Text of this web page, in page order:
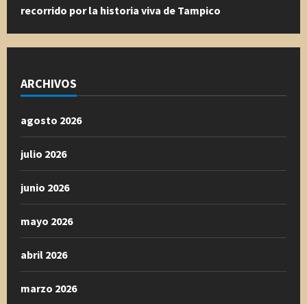
recorrido por la historia viva de Tampico
ARCHIVOS
agosto 2026
julio 2026
junio 2026
mayo 2026
abril 2026
marzo 2026